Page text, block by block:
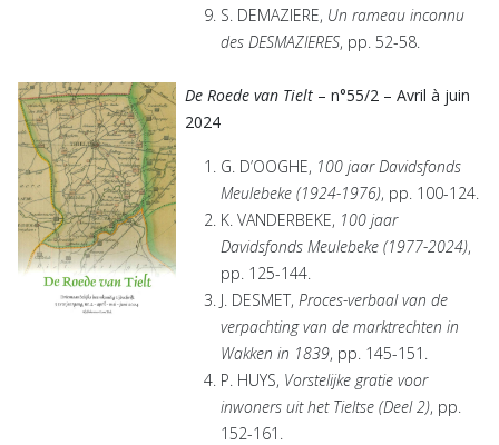
S. DEMAZIERE, Un rameau inconnu
des DESMAZIERES, pp. 52-58.
De Roede van Tielt – n°55/2 – Avril à juin
2024
G. D’OOGHE, 100 jaar Davidsfonds
Meulebeke (1924-1976), pp. 100-124.
K. VANDERBEKE, 100 jaar
Davidsfonds Meulebeke (1977-2024),
pp. 125-144.
J. DESMET, Proces-verbaal van de
verpachting van de marktrechten in
Wakken in 1839, pp. 145-151.
P. HUYS, Vorstelijke gratie voor
inwoners uit het Tieltse (Deel 2), pp.
152-161.